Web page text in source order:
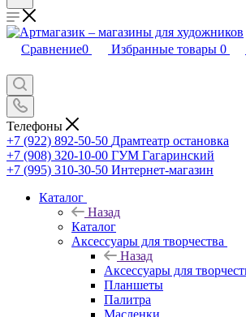
Сравнение0 Избранные товары 0
Телефоны
+7 (922) 892-50-50 Драмтеатр остановка
+7 (908) 320-10-00 ГУМ Гагаринский
+7 (995) 310-30-50 Интернет-магазин
Каталог
Назад
Каталог
Аксессуары для творчества
Назад
Аксессуары для
Планшеты
Палитра
Масленки